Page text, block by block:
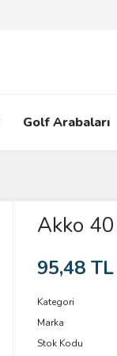
Golf Arabaları
Akko
95,48 TL
Kategori
Marka
Stok Kodu